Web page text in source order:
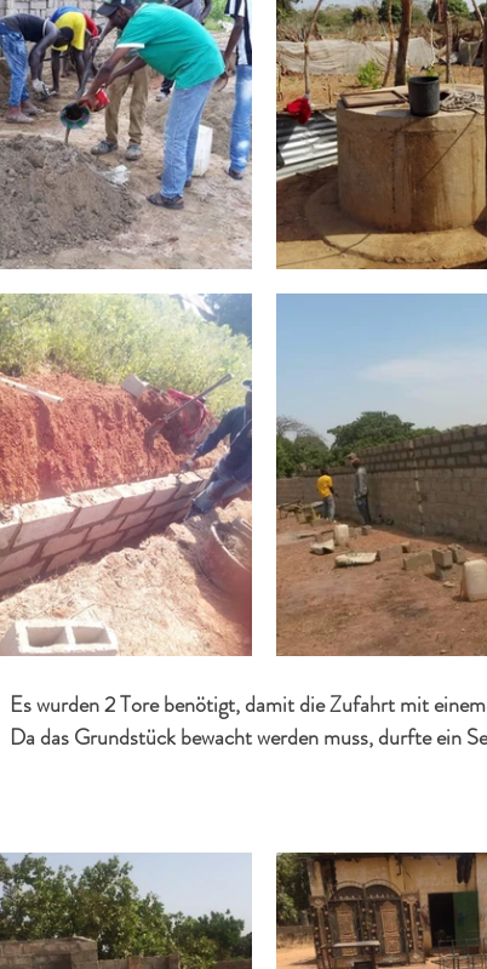
Es wurden 2 Tore benötigt, damit die Zufahrt mit
Da das Grundstück bewacht werden muss, durfte ein